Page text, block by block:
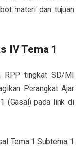
materi dan tujuan
IV Tema 1
RPP tingkat SD/MI
Perangkat Ajar
(Gasal) pada link di
Tema 1 Subtema 1